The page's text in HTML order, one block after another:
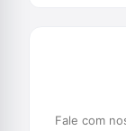
Fale com